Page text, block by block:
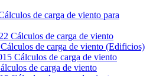
de carga de viento para
Cálculos de carga de viento
de carga de viento (Edificios)
Cálculos de carga de viento
de carga de viento